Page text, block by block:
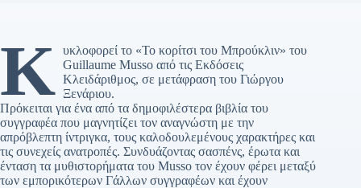
Κ υκλοφορεί το «Το κορίτσι του Μπρούκλιν» του
Guillaume Musso από τις Εκδόσεις
Κλειδάριθμος, σε μετάφραση του Γιώργου
Ξενάριου.
Πρόκειται για ένα από τα δημοφιλέστερα βιβλία του
συγγραφέα που μαγνητίζει τον αναγνώστη με την
απρόβλεπτη ίντριγκα, τους καλοδουλεμένους χαρακτήρες και
τις συνεχείς ανατροπές. Συνδυάζοντας σασπένς, έρωτα και
ένταση τα μυθιστορήματα του Musso τον έχουν φέρει μεταξύ
των εμπορικότερων Γάλλων συγγραφέων και έχουν